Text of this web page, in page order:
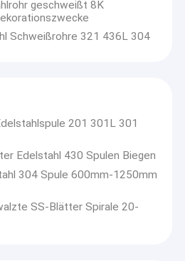
geschweißt 8K
Schweißrohre 321 436L 304
201 301L 301
Edelstahl 430 Spulen Biegen
304 Spule 600mm-1250mm
SS-Blätter Spirale 20-